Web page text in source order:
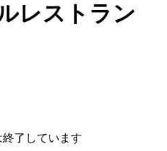
レストラン
了しています